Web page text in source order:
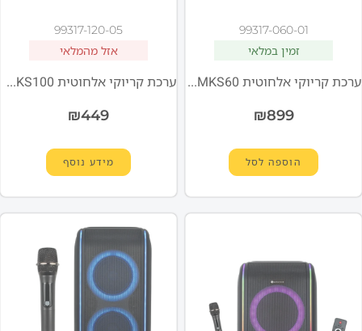
99317-060-01
זמין במלאי
ערכת קריוקי אלחוטית Miracase MKS60
₪899
הוספה לסל
99317-120-05
אזל מהמלאי
ערכת קריוקי אלחוטית Miracase MKS100
₪449
מידע נוסף